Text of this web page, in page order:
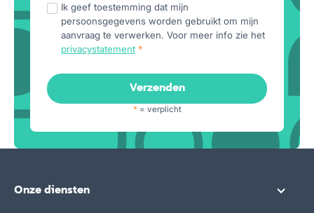
Ik geef toestemming dat mijn
persoonsgegevens worden gebruikt om mijn
aanvraag te verwerken. Voor meer info zie het
privacystatement *
* = verplicht
Onze diensten